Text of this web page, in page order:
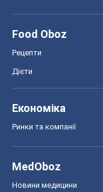
Food Oboz
Рецепти
Дієти
Економіка
Ринки та компанії
MedOboz
Новини медицини